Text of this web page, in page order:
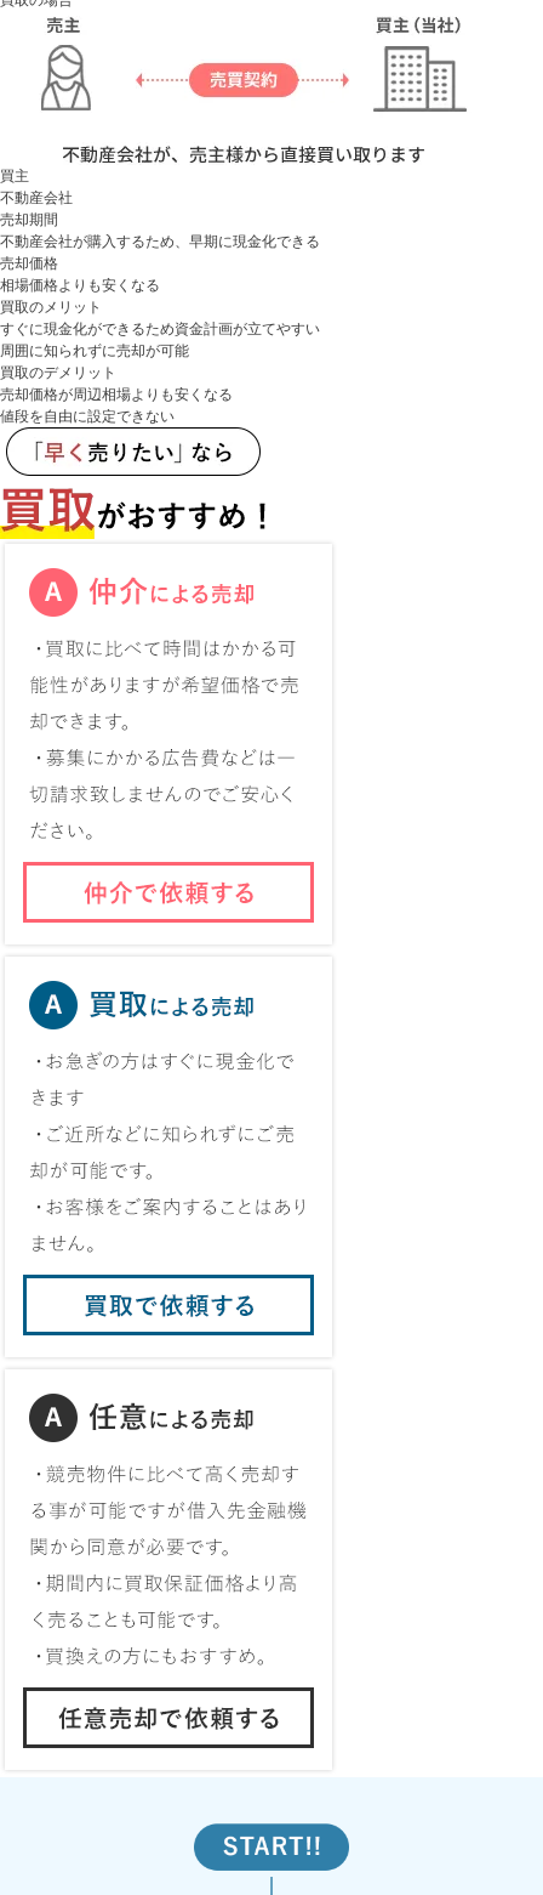
買主
不動産会社
売却期間
不動産会社が購入するため、早期に現金化できる
売却価格
相場価格よりも安くなる
買取のメリット
すぐに現金化ができるため資金計画が立てやすい
周囲に知られずに売却が可能
買取のデメリット
売却価格が周辺相場よりも安くなる
値段を自由に設定できない